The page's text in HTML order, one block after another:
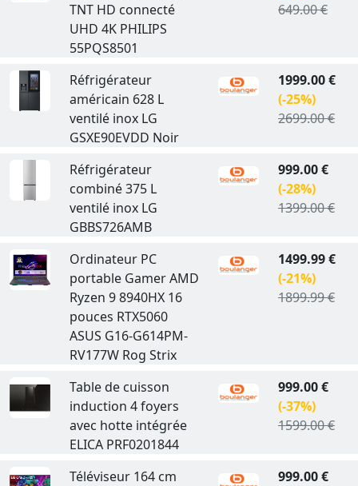
TNT HD connecté
UHD 4K PHILIPS
55PQS8501
649.00 €
Réfrigérateur
américain 628 L
ventilé inox LG
GSXE90EVDD Noir
1999.00 €
(-25%)
2699.00 €
Réfrigérateur
combiné 375 L
ventilé inox LG
GBBS726AMB
999.00 €
(-28%)
1399.00 €
Ordinateur PC
portable Gamer AMD
Ryzen 9 8940HX 16
pouces RTX5060
ASUS G16-G614PM-
RV177W Rog Strix
1499.99 €
(-21%)
1899.99 €
Table de cuisson
induction 4 foyers
avec hotte intégrée
ELICA PRF0201844
999.00 €
(-37%)
1599.00 €
Téléviseur 164 cm
999.00 €